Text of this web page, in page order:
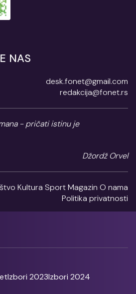
NAS
desk.fonet@gmail.com
redakcija@fonet.rs
- pričati istinu je
Džordž Orvel
Kultura SportMagazin O nama
Politika privatnosti
Izbori 2023Izbori 2024